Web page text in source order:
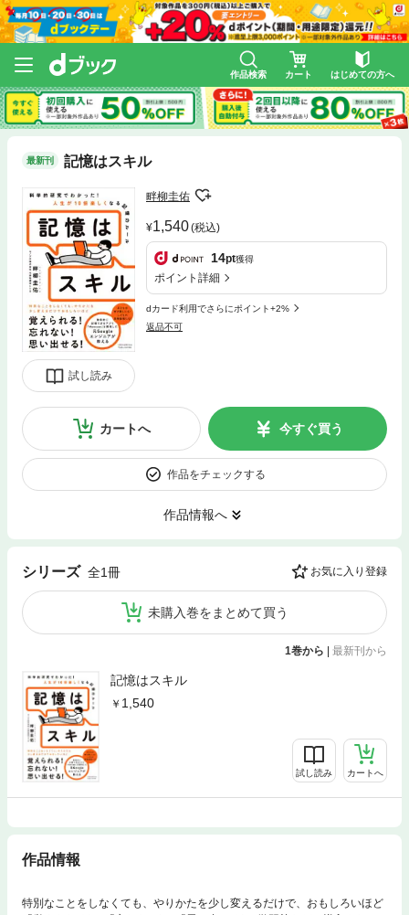
作品検索 カート はじめての方へ
最新刊 記憶はスキル
試し読み
畔柳圭佑
1,540(税込)
14pt獲得
ポイント詳細
dカード利用でさらにポイント+2%
返品不可
カートへ 今すぐ買う
作品をチェックする
作品情報へ
シリーズ 全1冊 お気に入り登録
未購入巻をまとめて買う
1巻から | 最新刊から
記憶はスキル
1,540
試し読み カートへ
作品情報
特別なことをしなくても、やりかたを少し変えるだけで、おもしろいほど